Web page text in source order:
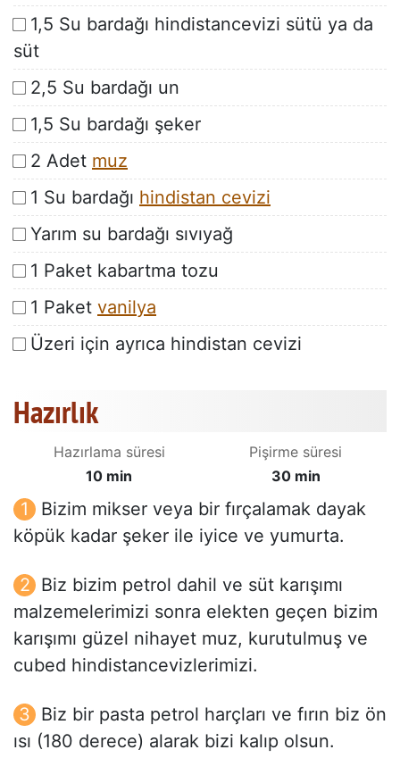
1,5 Su bardağı hindistancevizi sütü ya da
süt
2,5 Su bardağı un
1,5 Su bardağı şeker
2 Adet muz
1 Su bardağı hindistan cevizi
Yarım su bardağı sıvıyağ
1 Paket kabartma tozu
1 Paket vanilya
Üzeri için ayrıca hindistan cevizi
Hazırlık
Hazırlama süresi
10 min
Pişirme süresi
30 min
Bizim mikser veya bir fırçalamak dayak
köpük kadar şeker ile iyice ve yumurta.
Biz bizim petrol dahil ve süt karışımı
malzemelerimizi sonra elekten geçen bizim
karışımı güzel nihayet muz, kurutulmuş ve
cubed hindistancevizlerimizi.
Biz bir pasta petrol harçları ve fırın biz ön
ısı (180 derece) alarak bizi kalıp olsun.